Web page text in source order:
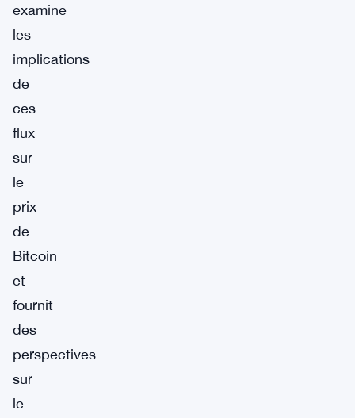
examine
les
implications
de
ces
flux
sur
le
prix
de
Bitcoin
et
fournit
des
perspectives
sur
le